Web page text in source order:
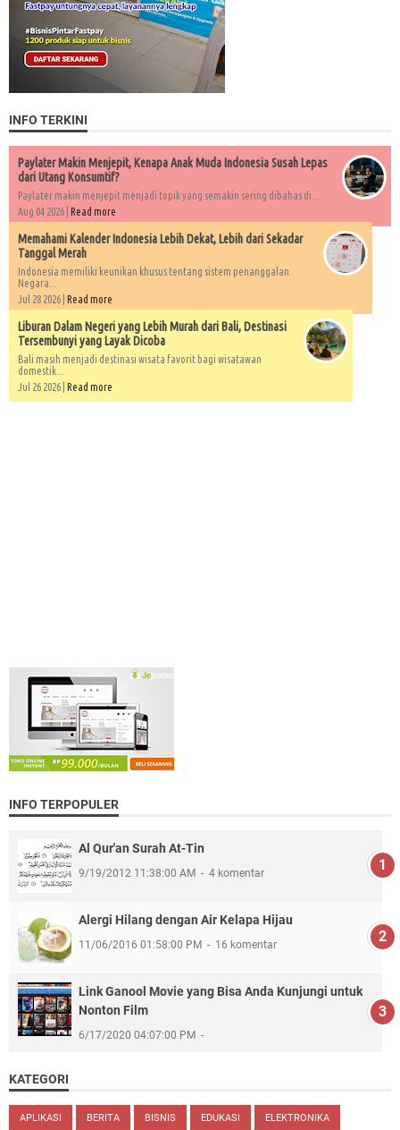
INFO TERKINI
Paylater Makin Menjepit, Kenapa Anak Muda Indonesia Susah Lepas
dari Utang Konsumtif?
Paylater makin menjepit menjadi topik yang semakin sering dibahas di...
Aug 04 2026 | Read more
Memahami Kalender Indonesia Lebih Dekat, Lebih dari Sekadar
Tanggal Merah
Indonesia memiliki keunikan khusus tentang sistem penanggalan.
Negara...
Jul 28 2026 | Read more
Liburan Dalam Negeri yang Lebih Murah dari Bali, Destinasi
Tersembunyi yang Layak Dicoba
Bali masih menjadi destinasi wisata favorit bagi wisatawan
domestik...
Jul 26 2026 | Read more
INFO TERPOPULER
Al Qur'an Surah At-Tin
9/19/2012 11:38:00 AM 4 komentar
Alergi Hilang dengan Air Kelapa Hijau
11/06/2016 01:58:00 PM 16 komentar
Link Ganool Movie yang Bisa Anda Kunjungi untuk
Nonton Film
6/17/2020 04:07:00 PM
KATEGORI
APLIKASI BERITA BISNIS EDUKASI ELEKTRONIKA